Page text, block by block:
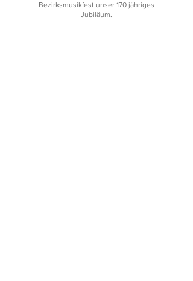
Bezirksmusikfest unser 170 jähriges
Jubiläum.